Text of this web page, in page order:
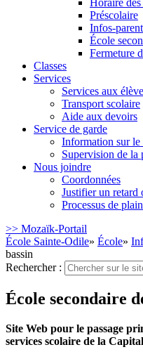
Horaire des
Préscolaire
Infos-
École
Fermeture
Classes
Services
Services aux
Transport scolaire
Aide aux devoirs
Service de garde
Information sur le
Supervision de la
Nous joindre
Coordonnées
Justifier un retard
Processus de
>> Mozaïk-Portail
École Sainte-Odile» École»
bassin
Rechercher :
École secondaire
Site Web pour le passage
services scolaire de la